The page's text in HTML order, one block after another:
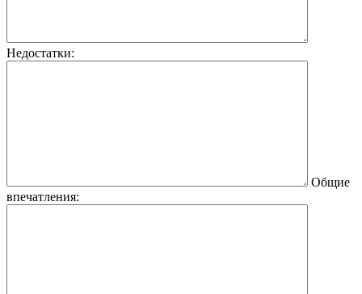
Недостатки:
Общие
впечатления: